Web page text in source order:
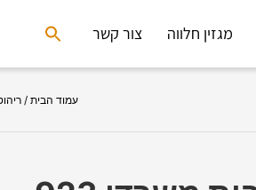
מגזין חלווה צור קשר
Search
for:
עמוד הבית /